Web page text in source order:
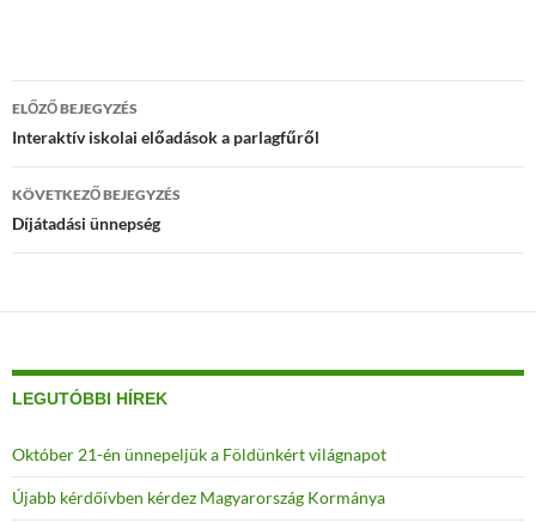
Bejegyzés
navigáció
ELŐZŐ BEJEGYZÉS
Interaktív iskolai előadások a parlagfűről
KÖVETKEZŐ BEJEGYZÉS
Díjátadási ünnepség
LEGUTÓBBI HÍREK
Október 21-én ünnepeljük a Földünkért világnapot
Újabb kérdőívben kérdez Magyarország Kormánya